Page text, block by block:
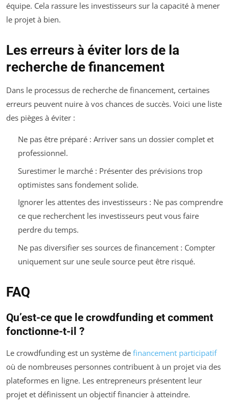
équipe. Cela rassure les investisseurs sur la capacité à mener
le projet à bien.
Les erreurs à éviter lors de la
recherche de financement
Dans le processus de recherche de financement, certaines
erreurs peuvent nuire à vos chances de succès. Voici une liste
des pièges à éviter :
Ne pas être préparé : Arriver sans un dossier complet et
professionnel.
Surestimer le marché : Présenter des prévisions trop
optimistes sans fondement solide.
Ignorer les attentes des investisseurs : Ne pas comprendre
ce que recherchent les investisseurs peut vous faire
perdre du temps.
Ne pas diversifier ses sources de financement : Compter
uniquement sur une seule source peut être risqué.
FAQ
Qu’est-ce que le crowdfunding et comment
fonctionne-t-il ?
Le crowdfunding est un système de financement participatif
où de nombreuses personnes contribuent à un projet via des
plateformes en ligne. Les entrepreneurs présentent leur
projet et définissent un objectif financier à atteindre.